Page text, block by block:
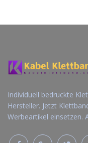
Individuell bedruckte
Hersteller. Jetzt
Werbeartikel einsetzen.